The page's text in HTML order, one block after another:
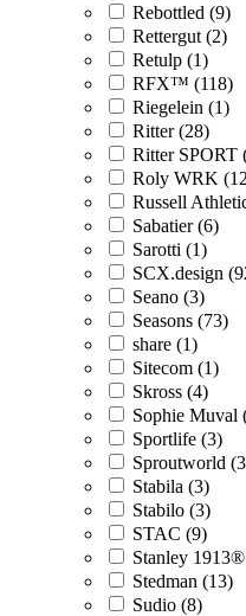
Rebottled (9)
Rettergut (2)
Retulp (1)
RFX™ (118)
Riegelein (1)
Ritter (28)
Ritter SPORT
Roly WRK
Russell
Sabatier (6)
Sarotti (1)
SCX.design
Seano (3)
Seasons (73)
share (1)
Sitecom (1)
Skross (4)
Sophie Muval
Sportlife (3)
Sproutworld
Stabila (3)
Stabilo (3)
STAC (9)
Stanley
Stedman (13)
Sudio (8)